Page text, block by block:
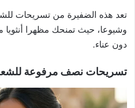
تعد هذه الضفيرة من تسريحات
وشيوعا، حيث تمنحك مظهرا أنثويا
دون عناء.
تسريحات نصف مرفوعة